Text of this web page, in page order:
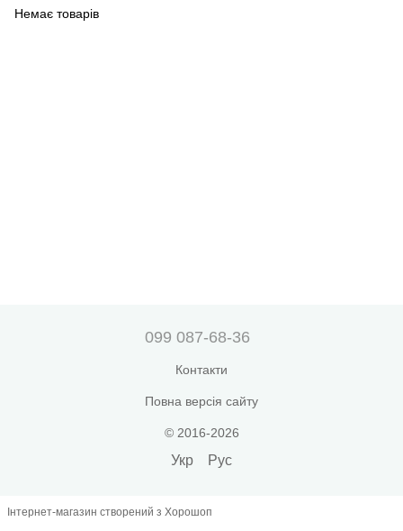
Немає товарів
099 087-68-36
Контакти
Повна версія сайту
© 2016-2026
Укр Рус
Інтернет-магазин створений з Хорошоп